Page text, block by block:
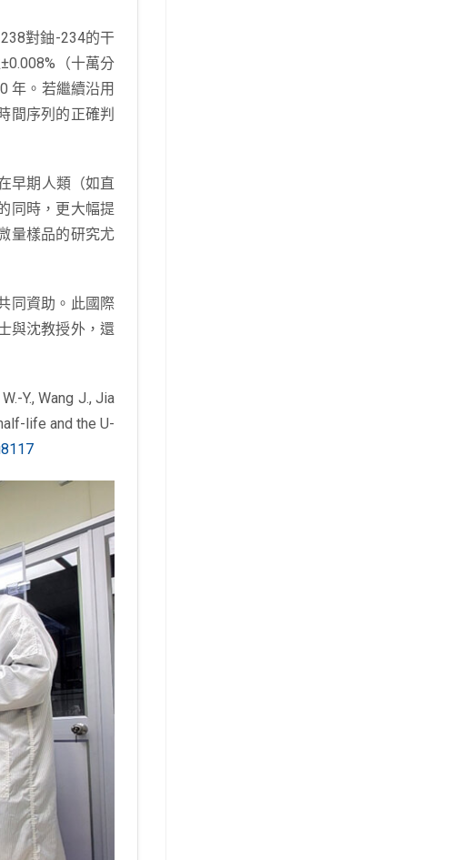
對鈾-234的干
（十萬分
年。若繼續沿用
間序列的正確判
早期人類（如直
同時，更大幅提
量樣品的研究尤
同資助。此國際
與沈教授外，還
Y., Wang J., Jia
life and the U-